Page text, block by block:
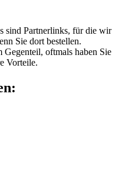
sind Partnerlinks, für die wir
Sie dort bestellen.
Gegenteil, oftmals haben Sie
Vorteile.